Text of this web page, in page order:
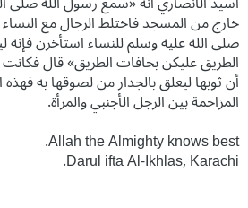
خارج من المسجد فاختلط الرجال مع
صلى الله عليه وسلم للنساء استأخرن
الطريق عليكن بحافات الطريق» قال فكانت
أن ثوبها ليعلق بالجدار من لصوقها به
المزاحمة بين الرجل الأجنبي والمرأة.
Allah the Almighty knows best.
Darul ifta Al-Ikhlas, Karachi.